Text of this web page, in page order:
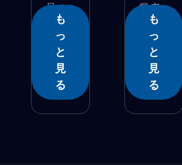
品の
両...
も
っ
と
見
る
業者
がナ...
も
っ
と
見
る